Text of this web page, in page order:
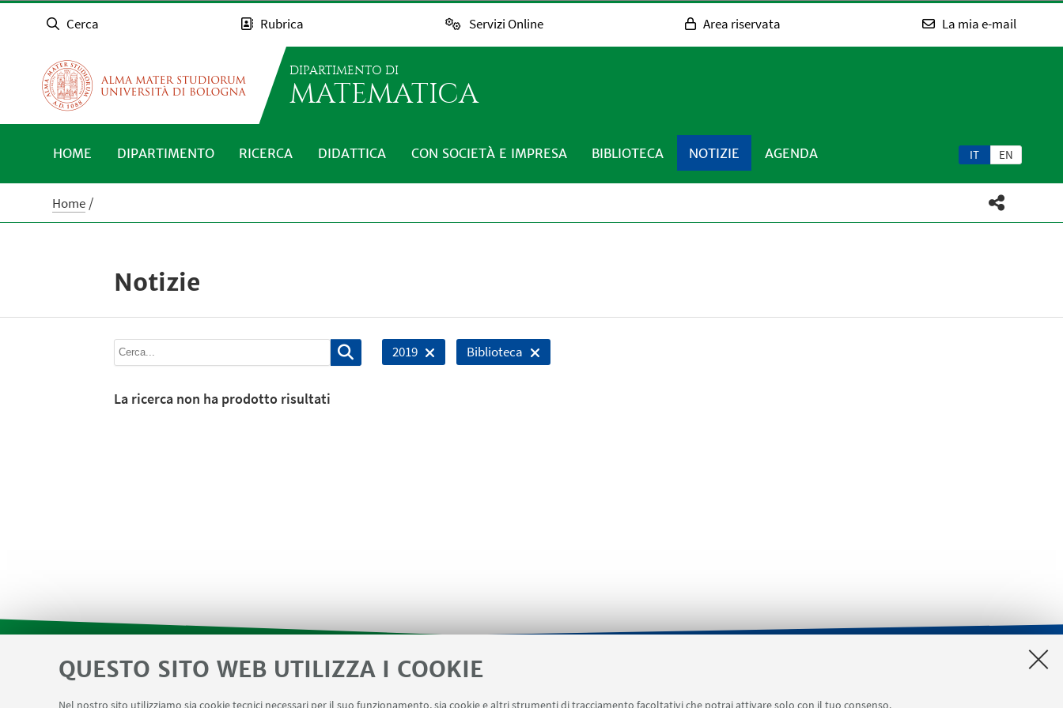
QUESTO SITO WEB UTILIZZA I COOKIE
Nel nostro sito utilizziamo sia cookie tecnici necessari per il suo funzionamento, sia cookie e altri strumenti di tracciamento facoltativi che potrai attivare solo con il tuo consenso.
Cerca Rubrica Servizi Online Area riservata La mia e-mail
DIPARTIMENTO DI
MATEMATICA
IT EN
HOME DIPARTIMENTO RICERCA DIDATTICA CON SOCIETÀ E IMPRESA BIBLIOTECA NOTIZIE AGENDA
Home
Notizie
2019 Biblioteca
La ricerca non ha prodotto risultati
LINK UTILI SEMINARI del Dipartimento MAT info - Informazioni per gli afferenti al Dipartimento di Matematica [accesso riservato] SERVIZI ONLINE interni